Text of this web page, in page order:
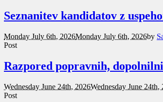
Seznanitev kandidatov z
Monday July 6th, 2026Monday July 6th, 2026by
Post
Razpored popravnih,
Wednesday June 24th, 2026Wednesday June 24th,
Post